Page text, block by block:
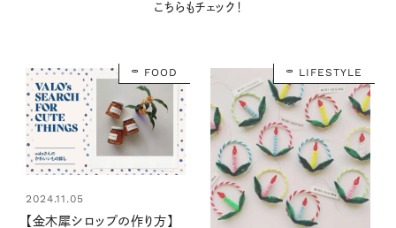
こちらもチェック！
FOOD
2024.11.05
【金木犀シロップの作り方】
LIFESTYLE